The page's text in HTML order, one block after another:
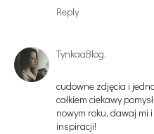
Reply
TynkaaBlog.
cudowne zdjęcia i
całkiem ciekawy
nowym roku, dawaj mi
inspiracji!